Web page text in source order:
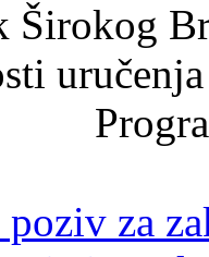
Širokog